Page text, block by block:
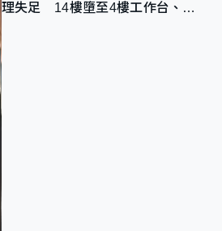
理失足 14樓墮至4樓工作台、送